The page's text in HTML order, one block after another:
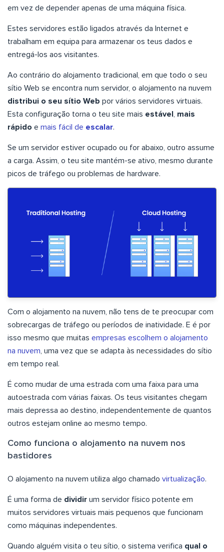
em vez de depender apenas de uma máquina física.
Estes servidores estão ligados através da Internet e
trabalham em equipa para armazenar os teus dados e
entregá-los aos visitantes.
Ao contrário do alojamento tradicional, em que todo o seu
sítio Web se encontra num servidor, o alojamento na nuvem
distribui o seu sítio Web por vários servidores virtuais.
Esta configuração torna o teu site mais estável , mais
rápido e mais fácil de escalar.
Se um servidor estiver ocupado ou for abaixo, outro assume
a carga. Assim, o teu site mantém-se ativo, mesmo durante
picos de tráfego ou problemas de hardware.
Com o alojamento na nuvem, não tens de te preocupar com
sobrecargas de tráfego ou períodos de inatividade. E é por
isso mesmo que muitas empresas escolhem o alojamento
na nuvem , uma vez que se adapta às necessidades do sítio
em tempo real.
É como mudar de uma estrada com uma faixa para uma
autoestrada com várias faixas. Os teus visitantes chegam
mais depressa ao destino, independentemente de quantos
outros estejam online ao mesmo tempo.
Como funciona o alojamento na nuvem nos
bastidores
O alojamento na nuvem utiliza algo chamado virtualização.
É uma forma de dividir um servidor físico potente em
muitos servidores virtuais mais pequenos que funcionam
como máquinas independentes.
Quando alguém visita o teu sítio, o sistema verifica qual o